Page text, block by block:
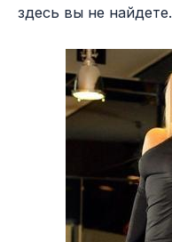
здесь вы не найдете.